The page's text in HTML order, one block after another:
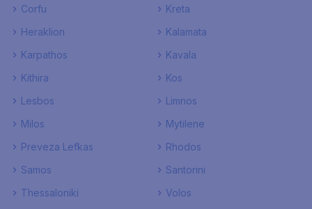
Corfu
Kreta
Heraklion
Kalamata
Karpathos
Kavala
Kithira
Kos
Lesbos
Limnos
Milos
Mytilene
Preveza Lefkas
Rhodos
Samos
Santorini
Thessaloniki
Volos